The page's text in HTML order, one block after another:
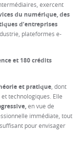
exercent
du numérique, des
d’entreprises
plateformes e-
et 180 crédits
et pratique, dont
technologiques. Elle
en vue de
immédiate, tout
pour envisager